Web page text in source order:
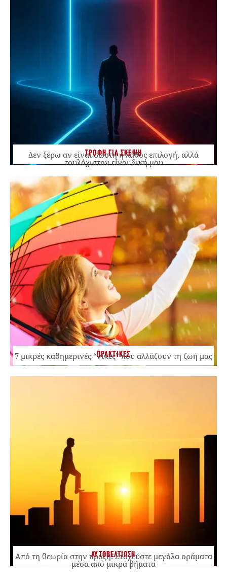
ΤΡΟΦΗ ΓΙΑ ΣΚΕΨΗ
Δεν ξέρω αν είναι σωστή ή λάθος επιλογή, αλλά
τουλάχιστον είναι δική μου
ΠΡΑΚΤΙΚΕΣ
7 μικρές καθημερινές “νίκες” που αλλάζουν τη ζωή μας
ΑΥΤΟΒΕΛΤΙΩΣΗ
Από τη θεωρία στην πράξη: Στοχεύστε μεγάλα οράματα
μέσα από μικρά βήματα